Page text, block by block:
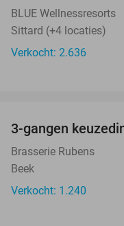
BLUE Wellnessresorts
Sittard (+4 locaties)
Verkocht: 2.636
3-gangen
Brasserie Rubens
Beek
Verkocht: 1.240